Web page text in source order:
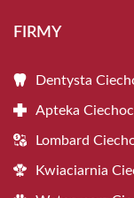
FIRMY
Dentysta
Apteka
Lombard
Kwiaciarnia